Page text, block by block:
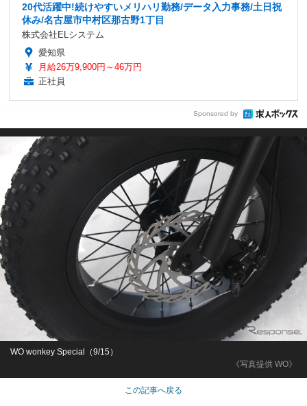
20代活躍中!続けやすいメリハリ勤務/データ入力事務/土日祝
休み/名古屋市中村区那古野1丁目
株式会社ELシステム
愛知県
月給26万9,900円～46万円
正社員
Sponsored by
《写真提供 WO》
WO wonkey Special（9/15）
この記事へ戻る